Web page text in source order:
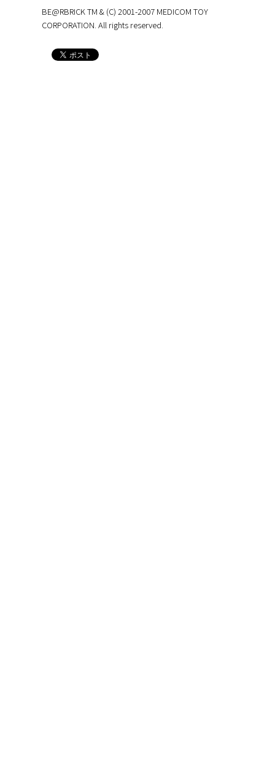
BE@RBRICK TM & (C) 2001-2007 MEDICOM TOY
CORPORATION. All rights reserved.